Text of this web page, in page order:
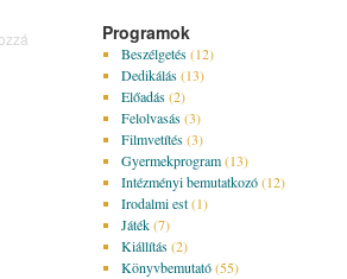
Programok
Beszélgetés(12)
Dedikálás(13)
Előadás(2)
Felolvasás(3)
Filmvetítés(3)
Gyermekprogram(13)
Intézményi bemutatkozó(12)
Irodalmi est(1)
Játék(7)
Kiállítás(2)
Könyvbemutató(55)